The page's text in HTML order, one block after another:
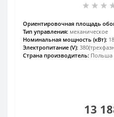
Ориентировочная площадь
Тип управления: механическое
Номинальная мощность (кВт): 18
Электропитание (V):
Страна производитель: Польша
13